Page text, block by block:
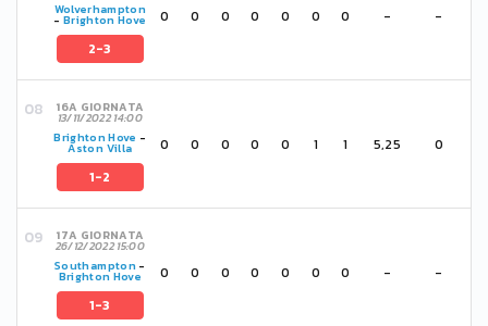
Wolverhampton
- Brighton Hove
2-3
0 0 0 0 0 0 0 - -
16A GIORNATA
13/11/2022 14:00
Brighton Hove -
Aston Villa
1-2
0 0 0 0 0 1 1 5,25 0
17A GIORNATA
26/12/2022 15:00
Southampton-
Brighton Hove
1-3
0 0 0 0 0 0 0 - -